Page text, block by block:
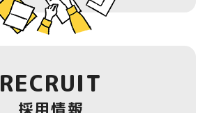
RECRUIT
採用情報